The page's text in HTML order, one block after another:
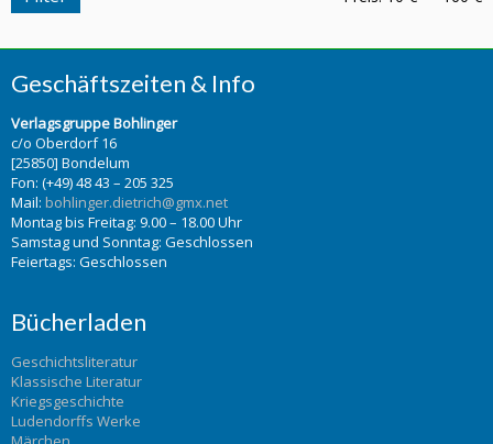
Geschäftszeiten & Info
Verlagsgruppe Bohlinger
c/o Oberdorf 16
[25850] Bondelum
Fon: (+49) 48 43 – 205 325
Mail: bohlinger.dietrich@gmx.net
Montag bis Freitag: 9.00 – 18.00 Uhr
Samstag und Sonntag: Geschlossen
Feiertags: Geschlossen
Bücherladen
Geschichtsliteratur
Klassische Literatur
Kriegsgeschichte
Ludendorffs Werke